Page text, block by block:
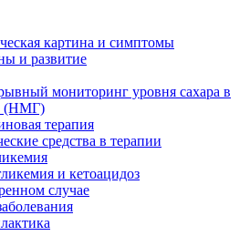
картина и симптомы
и развитие
мониторинг уровня сахара в
(НМГ)
терапия
средства в терапии
и кетоацидоз
случае